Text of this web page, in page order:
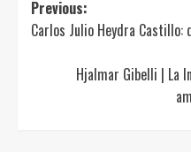
Post
navigation
Previous:
Carlos Julio Heydra
Hjalmar Gibelli | La